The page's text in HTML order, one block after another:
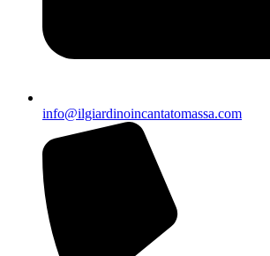
info@ilgiardinoincantatomassa.com